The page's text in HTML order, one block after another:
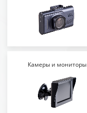
Камеры и мониторы